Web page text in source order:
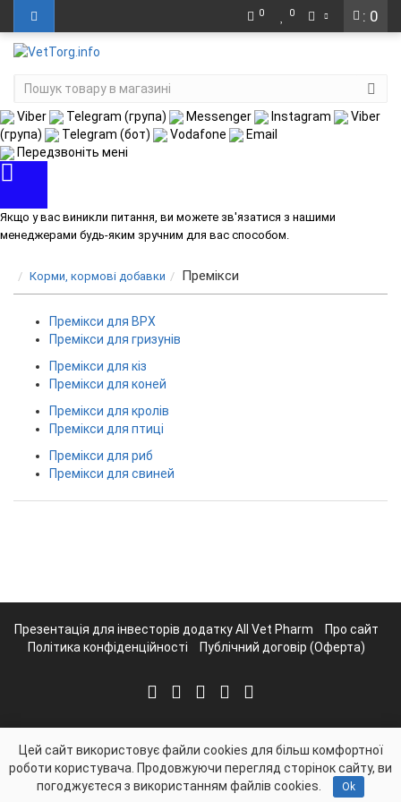
: 0
0 0
Viber Telegram (група) Messenger Instagram
Viber
(група)
Telegram (бот) Vodafone
Email
Передзвоніть мені
Якщо у вас виникли питання, ви можете зв'язатися з нашими
менеджерами будь-яким зручним для вас способом.
Корми, кормові добавки Премікси
Премікси для ВРХ
Премікси для гризунів
Премікси для кіз
Премікси для коней
Премікси для кролів
Премікси для птиці
Премікси для риб
Премікси для свиней
Презентація для інвесторів додатку All Vet Pharm
Про сайт
Політика конфіденційності
Публічний договір (Оферта)
vettorg.info - VetTorg.info © 2026
Цей сайт використовує файли cookies для більш комфортної
роботи користувача. Продовжуючи перегляд сторінок сайту, ви
погоджуєтеся з використанням файлів cookies.
Ok